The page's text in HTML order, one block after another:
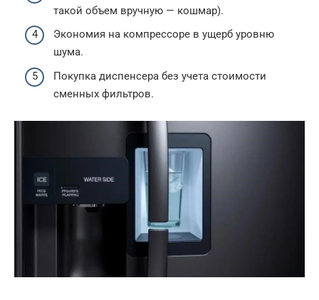
такой объем вручную — кошмар).
Экономия на компрессоре в ущерб уровню
шума.
Покупка диспенсера без учета стоимости
сменных фильтров.